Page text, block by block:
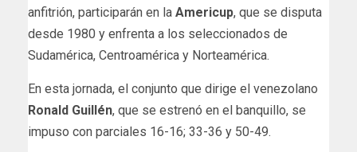
anfitrión, participarán en la Americup, que se disputa
desde 1980 y enfrenta a los seleccionados de
Sudamérica, Centroamérica y Norteamérica.
En esta jornada, el conjunto que dirige el venezolano
Ronald Guillén, que se estrenó en el banquillo, se
impuso con parciales 16-16; 33-36 y 50-49.